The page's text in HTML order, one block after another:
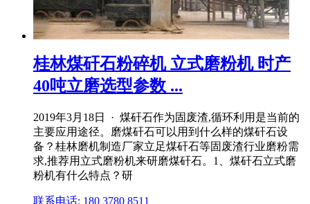
桂林煤矸石粉碎机 立式磨粉机 时产
40吨立磨选型参数 ...
2019年3月18日 · 煤矸石作为固废渣,循环利用是当前的
主要应用途径。磨煤矸石可以用到什么样的煤矸石设
备？桂林磨机制造厂家立足煤矸石等固废渣行业磨粉需
求,推荐用立式磨粉机来研磨煤矸石。1、煤矸石立式磨
粉机有什么特点？研
联系电话: 180 3780 8511